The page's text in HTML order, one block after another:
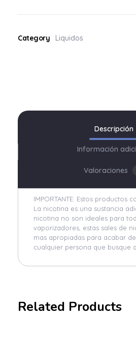
Category Liquidos
Descripción
Información
Valoraciones
IMPORTANTE: Estos productos
La nicotina es una sustancia
nicotina no son ideales para
vaporizadores, estas sales de
mas apropiadas para acabar
cualquier persona que busque
Related Products